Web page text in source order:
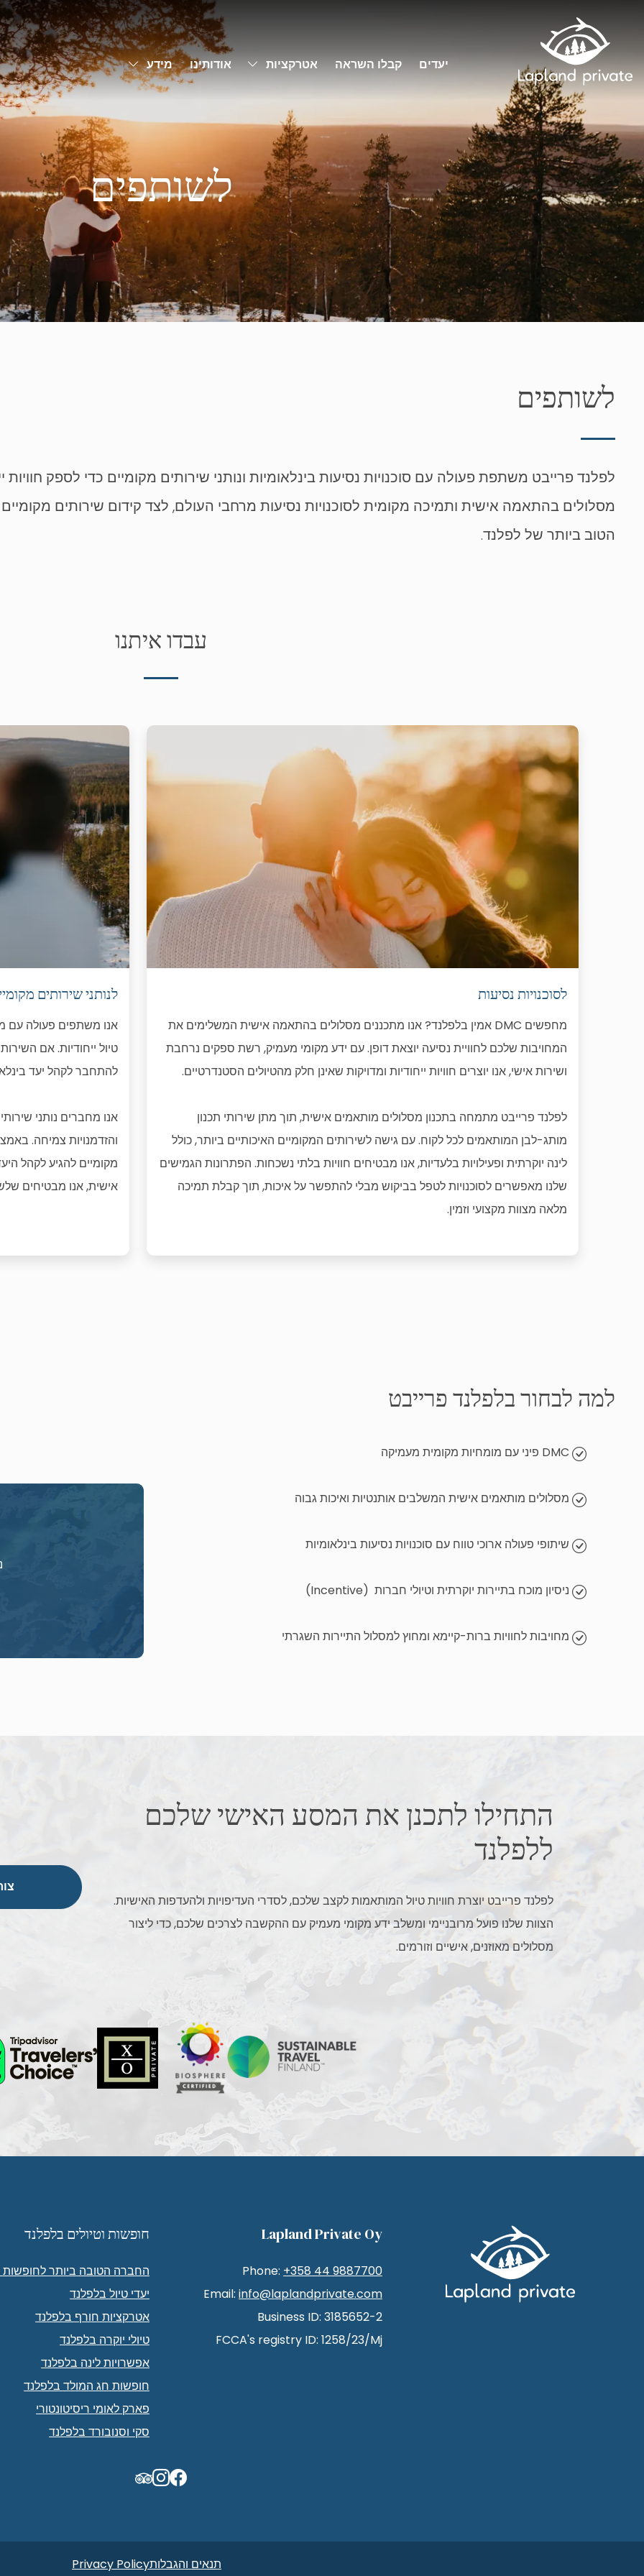
יעדים קבלו השראה אטרקציות Toggle Dropdown
אודותינו מידע Toggle Dropdown
לשותפים
לשותפים
לפלנד פרייבט משתפת פעולה עם סוכנויות נסיעות בינלאומיות ונותני שירותים מקומיים כדי לספק
מסלולים בהתאמה אישית ותמיכה מקומית לסוכנויות נסיעות מרחבי העולם, לצד קידום שירותים מקומיים
הטוב ביותר של לפלנד.
עבדו איתנו
לסוכנויות נסיעות
מחפשים DMC אמין בלפלנד? אנו מתכננים מסלולים בהתאמה אישית המשלימים את
המחויבות שלכם לחוויית נסיעה יוצאת דופן. עם ידע מקומי מעמיק, רשת ספקים נרחבת
ושירות אישי, אנו יוצרים חוויות ייחודיות ומדויקות שאינן חלק מהטיולים הסטנדרטיים.
לפלנד פרייבט מתמחה בתכנון מסלולים מותאמים אישית, תוך מתן שירותי תכנון
מותג-לבן המותאמים לכל לקוח. עם גישה לשירותים המקומיים האיכותיים ביותר, כולל
לינה יוקרתית ופעילויות בלעדיות, אנו מבטיחים חוויות בלתי נשכחות. הפתרונות הגמישים
שלנו מאפשרים לסוכנויות לטפל בביקוש מבלי להתפשר על איכות, תוך קבלת תמיכה
מלאה מצוות מקצועי וזמין.
לנותני שירותים
אנו משתפים פעולה עם
טיול ייחודיות. אם
אנו מחברים נותני
והזדמנויות צמיחה.
מקומיים להגיע לקהל
אישית, אנו מבטיחים
למה לבחור בלפלנד פרייבט
מסלולים מותאמים אישית המשלבים אותנטיות ואיכות גבוה
שיתופי פעולה ארוכי טווח עם סוכנויות נסיעות בינלאומיות
ניסיון מוכח בתיירות יוקרתית וטיולי חברות (Incentive)
מחויבות לחוויות ברות-קיימא ומחוץ למסלול התיירות השגרתי
התחילו לתכנן את המסע האישי שלכם
ללפלנד
לפלנד פרייבט יוצרת חוויות טיול המותאמות לקצב שלכם, לסדרי העדיפויות ולהעדפות האישיות.
הצוות שלנו פועל מרובניימי ומשלב ידע מקומי מעמיק עם ההקשבה לצרכים שלכם, כדי ליצור
מסלולים מאוזנים, אישיים וזורמים.
TripAdvisor
Lapland Private Oy
Phone: +358 44 9887700
Email: info@laplandprivate.com
Business ID: 3185652-2
FCCA's registry ID: 1258/23/Mj
חופשות וטיולים בלפלנד
החברה הטובה ביותר
יעדי טיול בלפלנד
אטרקציות חורף בלפלנד
טיולי יוקרה בלפלנד
אפשרויות לינה בלפלנד
חופשות חג המולד בלפלנד
פארק לאומי ריסיטונטורי
סקי וסנובורד בלפלנד
תנאים והגבלותPrivacy Policy